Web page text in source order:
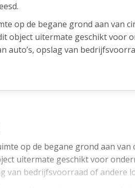
op de begane grond aan van
object uitermate geschikt voor
auto’s, opslag van
uitstekend bereikbaar. Ook
vestigings- of opslagplaats
op de begane grond aan van
uitermate geschikt voor
van bedrijfsvoorraad of andere